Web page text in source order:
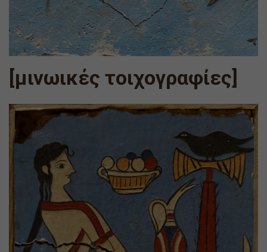
[μινωικές τοιχογραφίες]